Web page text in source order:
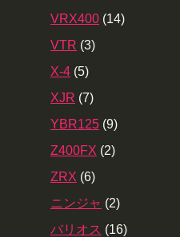
VRX400 (14)
VTR (3)
X-4 (5)
XJR (7)
YBR125 (9)
Z400FX (2)
ZRX (6)
ニンジャ (2)
バリオス (16)